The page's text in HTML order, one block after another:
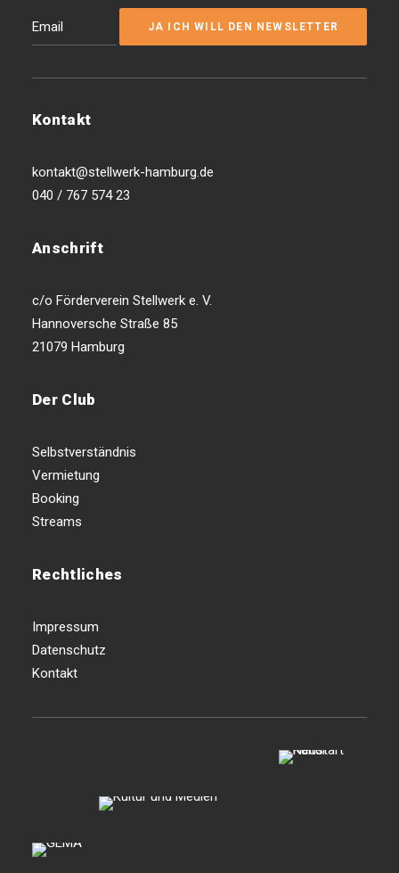
Kontakt
kontakt@stellwerk-hamburg.de
040 / 767 574 23
Anschrift
c/o Förderverein Stellwerk e. V.
Hannoversche Straße 85
21079 Hamburg
Der Club
Selbstverständnis
Vermietung
Booking
Streams
Rechtliches
Impressum
Datenschutz
Kontakt